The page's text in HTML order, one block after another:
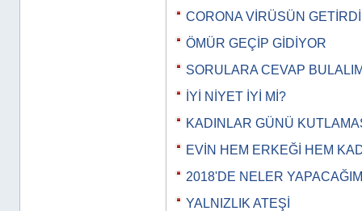
CORONA VİRÜSÜN
ÖMÜR GEÇİP GİDİYOR
SORULARA CEVAP
İYİ NİYET İYİ Mİ?
KADINLAR GÜNÜ
EVİN HEM ERKEĞİ HEM
2018'DE NELER YAPACAĞIM
YALNIZLIK ATEŞİ